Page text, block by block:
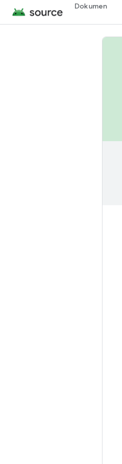
Dokumen